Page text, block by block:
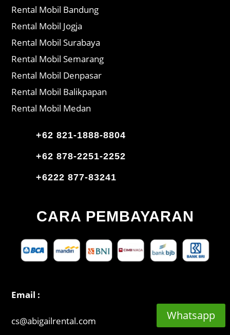
Rental Mobil Bandung
Rental Mobil Jogja
Rental Mobil Surabaya
Rental Mobil Semarang
Rental Mobil Denpasar
Rental Mobil Balikpapan
Rental Mobil Medan
+62 821-1888-8804
+62 878-2251-2252
+6222 877-83241
CARA PEMBAYARAN
Email :
cs@abigailrental.com Whatsapp